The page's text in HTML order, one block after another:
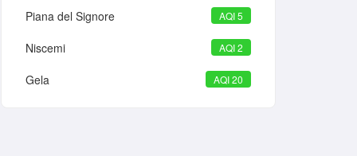
Piana del Signore AQI 5
Niscemi AQI 2
Gela AQI 20